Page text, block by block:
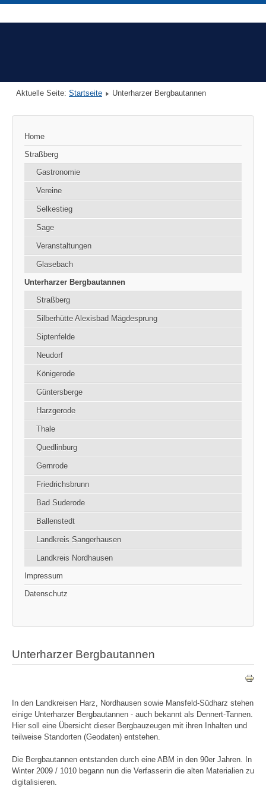
Aktuelle Seite: Startseite Unterharzer Bergbautannen
Home
Straßberg
Gastronomie
Vereine
Selkestieg
Sage
Veranstaltungen
Glasebach
Unterharzer Bergbautannen
Straßberg
Silberhütte Alexisbad Mägdesprung
Siptenfelde
Neudorf
Königerode
Güntersberge
Harzgerode
Thale
Quedlinburg
Gernrode
Friedrichsbrunn
Bad Suderode
Ballenstedt
Landkreis Sangerhausen
Landkreis Nordhausen
Impressum
Datenschutz
Unterharzer Bergbautannen
In den Landkreisen Harz, Nordhausen sowie Mansfeld-Südharz stehen
einige Unterharzer Bergbautannen - auch bekannt als Dennert-Tannen.
Hier soll eine Übersicht dieser Bergbauzeugen mit ihren Inhalten und
teilweise Standorten (Geodaten) entstehen.
Die Bergbautannen entstanden durch eine ABM in den 90er Jahren. In
Winter 2009 / 1010 begann nun die Verfasserin die alten Materialien zu
digitalisieren.